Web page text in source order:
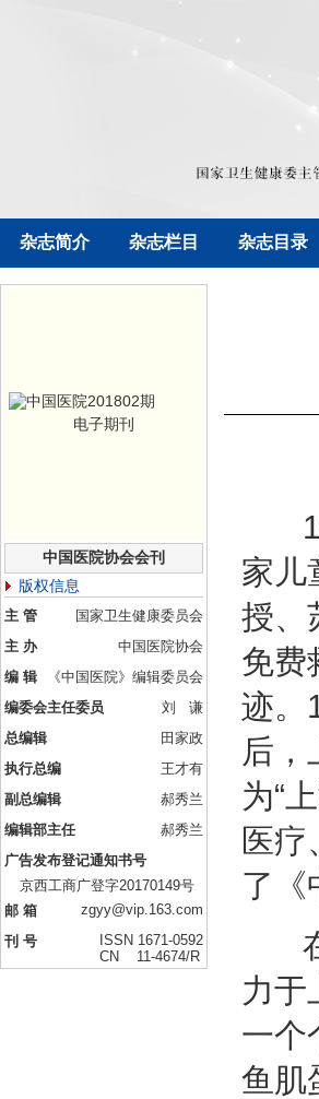
杂志简介 杂志栏目 杂志目录
电子期刊
中国医院协会会刊
版权信息
主 管
国家卫生健康委员会
主 办
中国医院协会
编 辑
《中国医院》编辑委员会
编委会主任委员
刘 谦
总编辑
田家政
执行总编
王才有
副总编辑
郝秀兰
编辑部主任
郝秀兰
广告发布登记通知书号
京西工商广登字20170149号
邮 箱
zgyy@vip.163.com
刊 号
ISSN 1671-0592
CN 11-4674/R
家儿
授、
免费
迹。
后，
为“
医疗
了《
在
力于
一个
鱼肌